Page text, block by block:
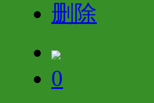
删除
0